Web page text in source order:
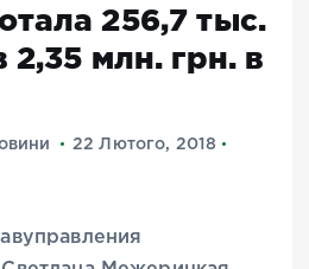
256,7 тыс.
2,35 млн. грн. в
22 Лютого, 2018